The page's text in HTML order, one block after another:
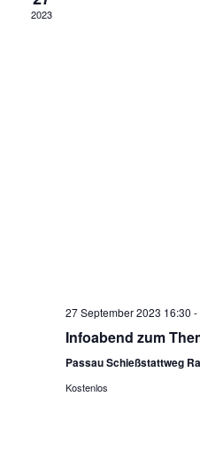
2023
27 September 2023 16:30 -
Infoabend zum
Passau Schießstattweg
Kostenlos